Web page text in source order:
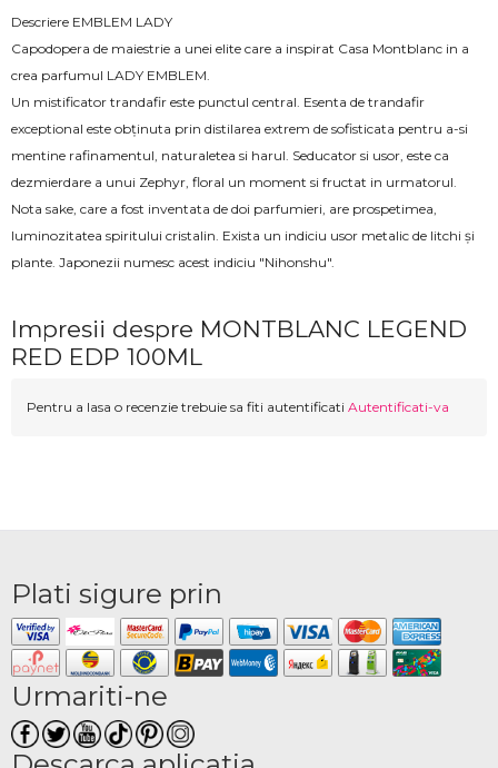
Descriere EMBLEM LADY
Capodopera de maiestrie a unei elite care a inspirat Casa Montblanc in a
crea parfumul LADY EMBLEM.
Un mistificator trandafir este punctul central. Esenta de trandafir
exceptional este obținuta prin distilarea extrem de sofisticata pentru a-si
mentine rafinamentul, naturaletea si harul. Seducator si usor, este ca
dezmierdare a unui Zephyr, floral un moment si fructat in urmatorul.
Nota sake, care a fost inventata de doi parfumieri, are prospetimea,
luminozitatea spiritului cristalin. Exista un indiciu usor metalic de litchi și
plante. Japonezii numesc acest indiciu "Nihonshu".
Impresii despre MONTBLANC LEGEND
RED EDP 100ML
Pentru a lasa o recenzie trebuie sa fiti autentificati Autentificati-va
Plati sigure prin
Urmariti-ne